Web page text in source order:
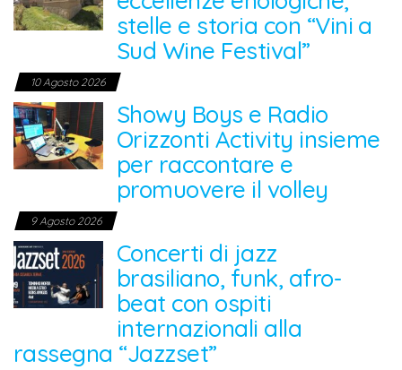
stelle e storia con “Vini a
Sud Wine Festival”
10 Agosto 2026
Showy Boys e Radio
Orizzonti Activity insieme
per raccontare e
promuovere il volley
9 Agosto 2026
Concerti di jazz
brasiliano, funk, afro-
beat con ospiti
internazionali alla
rassegna “Jazzset”